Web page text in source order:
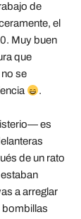
de
el
Muy buen
que
se
.
es
de un rato
a arreglar
bombillas